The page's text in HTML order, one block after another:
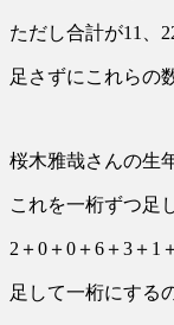
ただし合計が11、
足さずにこれらの
桜木雅哉さんの生
これを一桁ずつ足
2＋0＋0＋6＋3＋1
足して一桁にする